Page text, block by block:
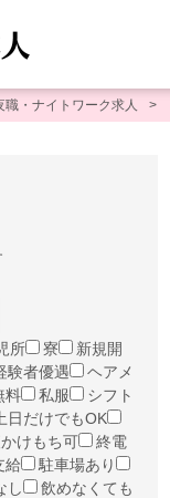
職・ナイトワーク求人
所 寮
新規開
験者優遇
ヘアメ
料 私服
シフト
日だけでもOK
けもち可
終電
給
駐車場あり
し
飲めなくても